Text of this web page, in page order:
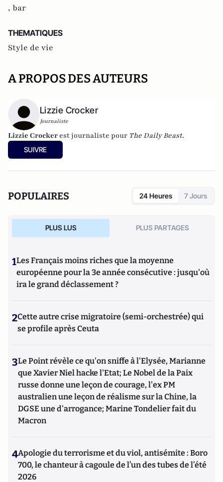
, bar
THEMATIQUES
Style de vie
A PROPOS DES AUTEURS
Lizzie Crocker
Journaliste
Lizzie Crocker est journaliste pour The Daily Beast.
SUIVRE
POPULAIRES 24 Heures 7 Jours
PLUS LUS PLUS PARTAGES
1Les Français moins riches que la moyenne
européenne pour la 3e année consécutive : jusqu'où
ira le grand déclassement ?
2Cette autre crise migratoire (semi-orchestrée) qui
se profile après Ceuta
3Le Point révèle ce qu'on sniffe à l'Elysée, Marianne
que Xavier Niel hacke l'Etat; Le Nobel de la Paix
russe donne une leçon de courage, l'ex PM
australien une leçon de réalisme sur la Chine, la
DGSE une d'arrogance; Marine Tondelier fait du
Macron
4Apologie du terrorisme et du viol, antisémite : Boro
700, le chanteur à cagoule de l’un des tubes de l’été
2026